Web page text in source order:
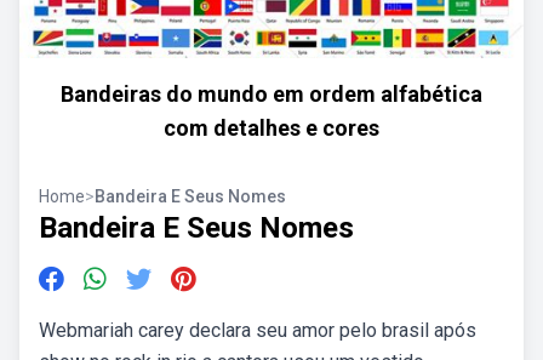
Bandeiras do mundo em ordem alfabética
com detalhes e cores
Home>Bandeira E Seus Nomes
Bandeira E Seus Nomes
Webmariah carey declara seu amor pelo brasil após